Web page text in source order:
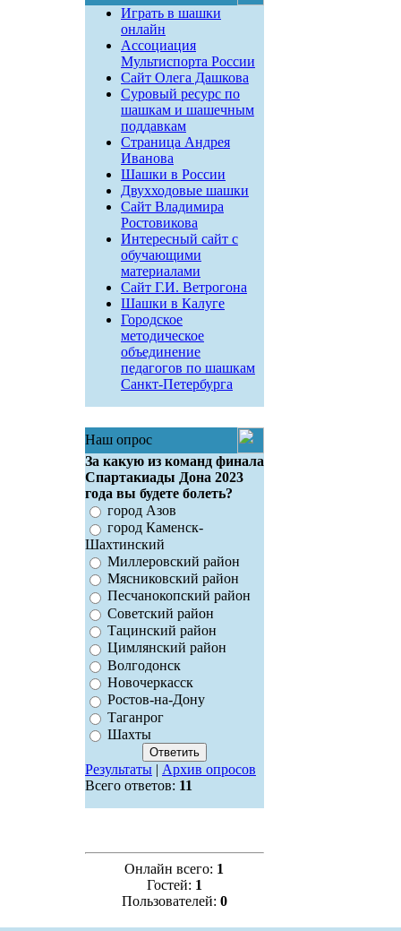
Играть в шашки
онлайн
Ассоциация
Мультиспорта России
Сайт Олега Дашкова
Суровый ресурс по
шашкам и шашечным
поддавкам
Страница Андрея
Иванова
Шашки в России
Двухходовые шашки
Сайт Владимира
Ростовикова
Интересный сайт с
обучающими
материалами
Сайт Г.И. Ветрогона
Шашки в Калуге
Городское
методическое
объединение
педагогов по шашкам
Санкт-Петербурга
Наш опрос
За какую из команд финала
Спартакиады Дона 2023
года вы будете болеть?
город Азов
город Каменск-
Шахтинский
Миллеровский район
Мясниковский район
Песчанокопский район
Советский район
Тацинский район
Цимлянский район
Волгодонск
Новочеркасск
Ростов-на-Дону
Таганрог
Шахты
Результаты| Архив опросов
Всего ответов: 11
Онлайн всего: 1
Гостей: 1
Пользователей: 0